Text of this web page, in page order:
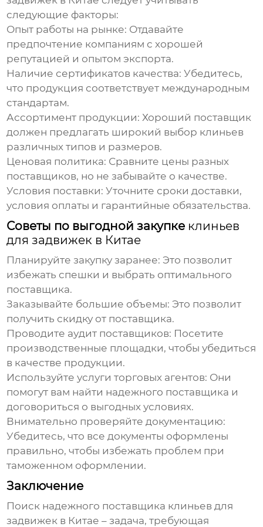
следующие факторы:
Опыт работы на рынке: Отдавайте
предпочтение компаниям с хорошей
репутацией и опытом экспорта.
Наличие сертификатов качества: Убедитесь,
что продукция соответствует международным
стандартам.
Ассортимент продукции: Хороший поставщик
должен предлагать широкий выбор клиньев
различных типов и размеров.
Ценовая политика: Сравните цены разных
поставщиков, но не забывайте о качестве.
Условия поставки: Уточните сроки доставки,
условия оплаты и гарантийные обязательства.
Советы по выгодной закупке клиньев
для задвижек в Китае
Планируйте закупку заранее: Это позволит
избежать спешки и выбрать оптимального
поставщика.
Заказывайте большие объемы: Это позволит
получить скидку от поставщика.
Проводите аудит поставщиков: Посетите
производственные площадки, чтобы убедиться
в качестве продукции.
Используйте услуги торговых агентов: Они
помогут вам найти надежного поставщика и
договориться о выгодных условиях.
Внимательно проверяйте документацию:
Убедитесь, что все документы оформлены
правильно, чтобы избежать проблем при
таможенном оформлении.
Заключение
Поиск надежного поставщика клиньев для
задвижек в Китае – задача, требующая